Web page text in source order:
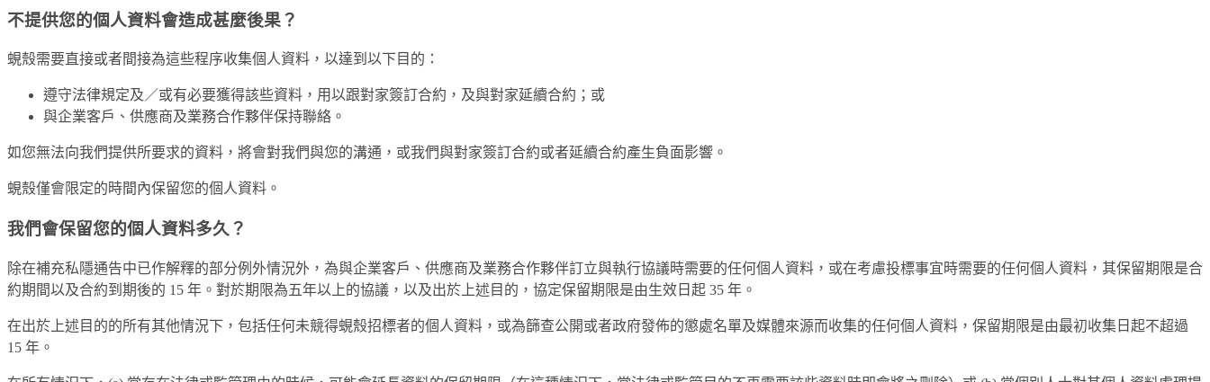
不提供您的個人資料會造成甚麼後果？
蜆殼需要直接或者間接為這些程序收集個人資料，以達到以下目的：
遵守法律規定及／或有必要獲得該些資料，用以跟對家簽訂合約，及與對家延續合約；或
與企業客戶、供應商及業務合作夥伴保持聯絡。
如您無法向我們提供所要求的資料，將會對我們與您的溝通，或我們與對家簽訂合約或者延續合約產生負面影響。
蜆殼僅會限定的時間內保留您的個人資料。
我們會保留您的個人資料多久？
除在補充私隱通告中已作解釋的部分例外情況外，為與企業客戶、供應商及業務合作夥伴訂立與執行協議時需要的任何個人資料，或在考慮投標事宜時需要的任何個人資料，其保留期限是合
約期間以及合約到期後的 15 年。對於期限為五年以上的協議，以及出於上述目的，協定保留期限是由生效日起 35 年。
在出於上述目的的所有其他情況下，包括任何未競得蜆殼招標者的個人資料，或為篩查公開或者政府發佈的懲處名單及媒體來源而收集的任何個人資料，保留期限是由最初收集日起不超過
15 年。